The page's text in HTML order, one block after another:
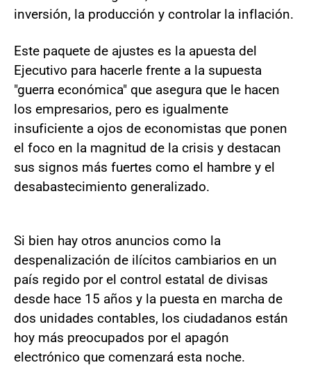
inversión, la producción y controlar la inflación.
Este paquete de ajustes es la apuesta del
Ejecutivo para hacerle frente a la supuesta
"guerra económica" que asegura que le hacen
los empresarios, pero es igualmente
insuficiente a ojos de economistas que ponen
el foco en la magnitud de la crisis y destacan
sus signos más fuertes como el hambre y el
desabastecimiento generalizado.
Si bien hay otros anuncios como la
despenalización de ilícitos cambiarios en un
país regido por el control estatal de divisas
desde hace 15 años y la puesta en marcha de
dos unidades contables, los ciudadanos están
hoy más preocupados por el apagón
electrónico que comenzará esta noche.